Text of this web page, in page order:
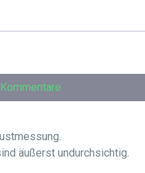
äußerst undurchsichtig.